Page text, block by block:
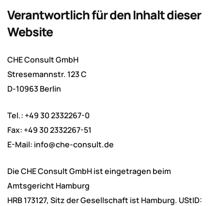
Verantwortlich für den Inhalt dieser
Website
CHE Consult GmbH
Stresemannstr. 123 C
D-10963 Berlin
Tel.: +49 30 2332267-0
Fax: +49 30 2332267-51
E-Mail: info@che-consult.de
Die CHE Consult GmbH ist eingetragen beim
Amtsgericht Hamburg
HRB 173127, Sitz der Gesellschaft ist Hamburg. UStID: